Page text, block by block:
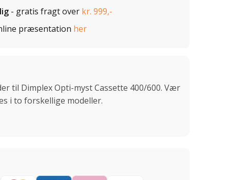
- gratis fragt over kr. 999,-
præsentation her
til Dimplex Opti-myst Cassette 400/600. Vær
i to forskellige modeller.